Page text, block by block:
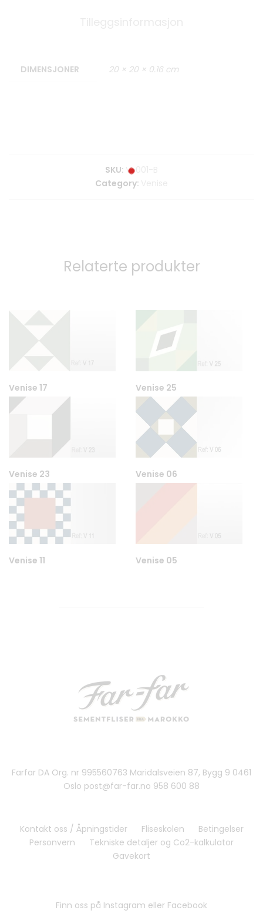
DIMENSJONER 20 × 20 × 0.16 cm
SKU: V-001-B
Category:
Relaterte produkter
Venise 17 Venise 25
Venise 23 Venise 06
Venise 11 Venise 05
Farfar DA Org. nr 995560763 Maridalsveien 87, Bygg 9 0461
Oslo post@far-far.no 958 600 88
Kontakt oss / Åpningstider Fliseskolen
Betingelser
Personvern
Tekniske detaljer og Co2-kalkulator
Gavekort
Finn oss på Instagram eller Facebook